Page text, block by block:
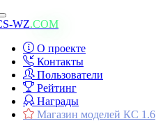
Toggle
navigation
WZ.COM
О проекте
Контакты
Пользователи
Рейтинг
Награды
Магазин моделей КС 1.6